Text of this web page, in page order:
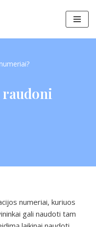
numeriai, kuriuos
gali naudoti tam